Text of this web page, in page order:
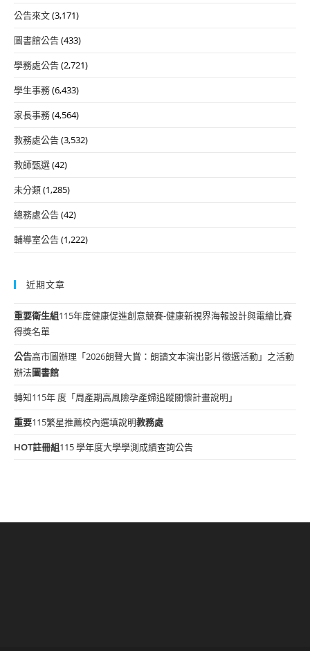
公告來文(3,171)
圖書館公告(433)
學務處公告(2,721)
學生事務(6,433)
家長事務(4,564)
教務處公告(3,532)
教師甄選(42)
未分類(1,285)
總務處公告(42)
輔導室公告(1,222)
近期文章
重要衛生組115年度健康促進創意競賽-健康新視界海報設計與電繪比賽
得獎名單
公告高市圖辦理「2026朗聲大賞：朗讀文本演出影片徵選活動」之活動
辦法圖書館
轉知115年 度「周產期高風險孕產婦追蹤關懷計畫說明」
重要115繁星推薦校內選填說明教務處
HOT註冊組115 學年度大學學測成績查詢公告